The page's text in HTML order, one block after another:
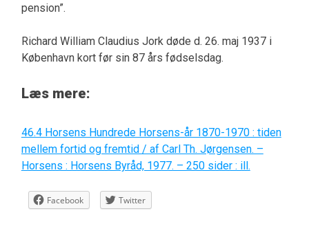
pension”.
Richard William Claudius Jork døde d. 26. maj 1937 i
København kort før sin 87 års fødselsdag.
Læs mere:
46.4 Horsens Hundrede Horsens-år 1870-1970 : tiden
mellem fortid og fremtid / af Carl Th. Jørgensen. –
Horsens : Horsens Byråd, 1977. – 250 sider : ill.
Facebook Twitter